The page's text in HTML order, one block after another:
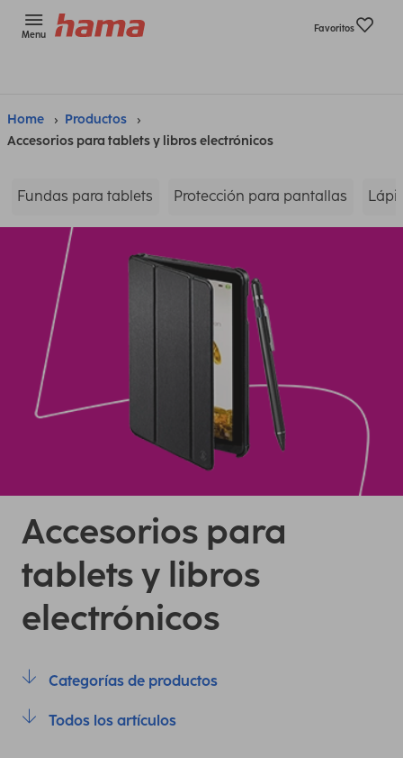
Menu
Favoritos
Home
Productos
Accesorios para tablets y libros electrónicos
Fundas para tablets Protección para pantallas
Accesorios para
tablets y libros
electrónicos
Categorías de productos
Todos los artículos